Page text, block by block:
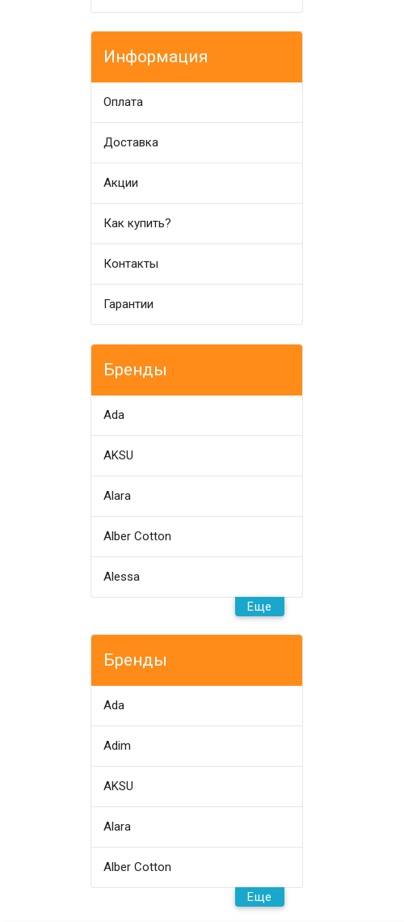
Информация
Оплата
Доставка
Акции
Как купить?
Контакты
Гарантии
Бренды
Ada
AKSU
Alara
Alber Cotton
Alessa
Еще
Бренды
Ada
Adim
AKSU
Alara
Alber Cotton
Еще